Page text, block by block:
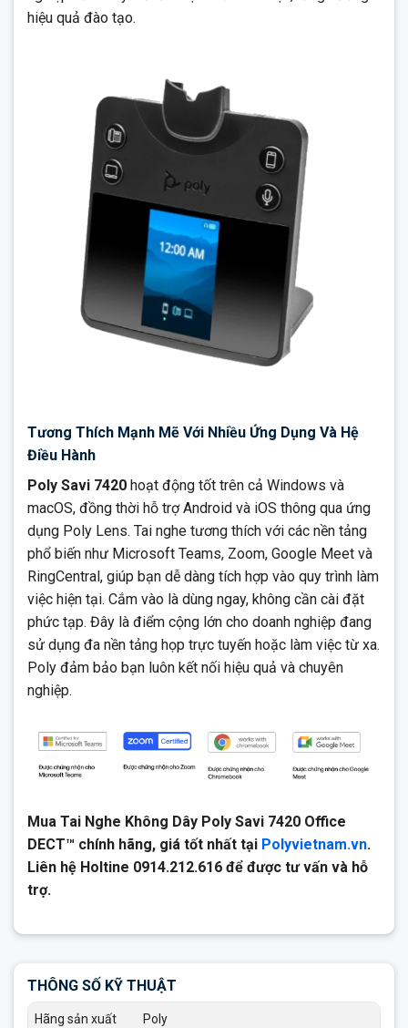
hiệu quả đào tạo.
Tương Thích Mạnh Mẽ Với Nhiều Ứng Dụng Và Hệ
Điều Hành
Poly Savi 7420 hoạt động tốt trên cả Windows và
macOS, đồng thời hỗ trợ Android và iOS thông qua ứng
dụng Poly Lens. Tai nghe tương thích với các nền tảng
phổ biến như Microsoft Teams, Zoom, Google Meet và
RingCentral, giúp bạn dễ dàng tích hợp vào quy trình làm
việc hiện tại. Cắm vào là dùng ngay, không cần cài đặt
phức tạp. Đây là điểm cộng lớn cho doanh nghiệp đang
sử dụng đa nền tảng họp trực tuyến hoặc làm việc từ xa.
Poly đảm bảo bạn luôn kết nối hiệu quả và chuyên
nghiệp.
Mua Tai Nghe Không Dây Poly Savi 7420 Office
DECT™ chính hãng, giá tốt nhất tại Polyvietnam.vn.
Liên hệ Holtine 0914.212.616 để được tư vấn và hỗ
trợ.
THÔNG SỐ KỸ THUẬT
Hãng sản xuất Poly